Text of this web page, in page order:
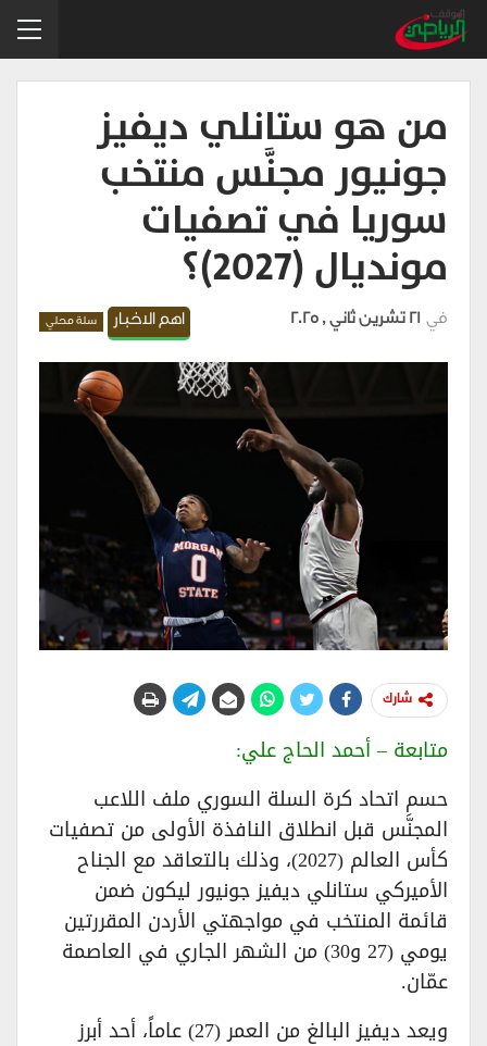
من هو ستانلي ديفيز
جونيور مجنَّس منتخب
سوريا في تصفيات
مونديال (2027)؟
اهم الاخبار سلة محلي في 21 تشرين ثاني , 2025
شارك
متابعة – أحمد الحاج علي:
حسم اتحاد كرة السلة السوري ملف اللاعب
المجنَّس قبل انطلاق النافذة الأولى من تصفيات
كأس العالم (2027)، وذلك بالتعاقد مع الجناح
الأميركي ستانلي ديفيز جونيور ليكون ضمن
قائمة المنتخب في مواجهتي الأردن المقررتين
يومي (27 و30) من الشهر الجاري في العاصمة
عمّان.
ويعد ديفيز البالغ من العمر (27) عاماً، أحد أبرز